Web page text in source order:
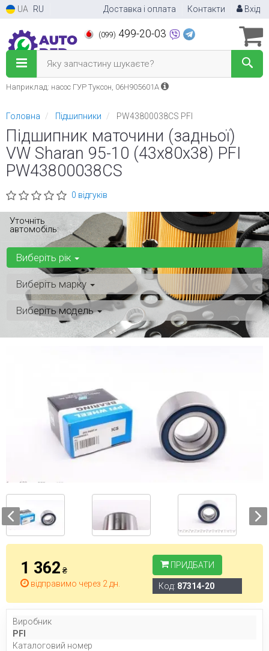
UA RU Доставка і оплата Контакти Вхід
(099) 499-20-03
Яку запчастину шукаєте?
Наприклад: насос ГУР Туксон, 06H905601A
Головна Підшипники PW43800038CS PFI
Підшипник маточини (задньої)
VW Sharan 95-10 (43x80x38) PFI
PW43800038CS
0 відгуків
Уточніть
автомобіль:
Виберіть рік
Виберіть марку
Виберіть модель
1 362 ₴
відправимо через 2 дн.
ПРИДБАТИ
Код: 87314-20
Виробник
PFI
Каталоговий номер